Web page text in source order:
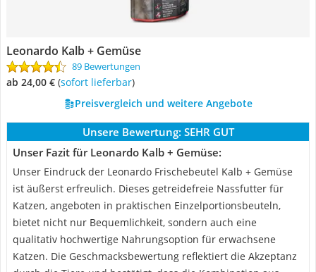
Leonardo Kalb + Gemüse
89 Bewertungen
ab 24,00 € ( Sofort lieferbar)
Preisvergleich und weitere Angebote
Unsere Bewertung: SEHR GUT
Unser Fazit für Leonardo Kalb + Gemüse:
Unser Eindruck der Leonardo Frischebeutel Kalb + Gemüse
ist äußerst erfreulich. Dieses getreidefreie Nassfutter für
Katzen, angeboten in praktischen Einzelportionsbeuteln,
bietet nicht nur Bequemlichkeit, sondern auch eine
qualitativ hochwertige Nahrungsoption für erwachsene
Katzen. Die Geschmacksbewertung reflektiert die Akzeptanz